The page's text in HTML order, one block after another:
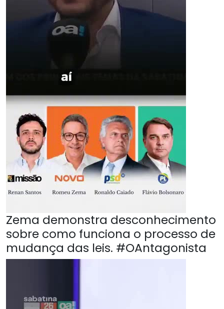
Zema demonstra desconhecimento
sobre como funciona o processo de
mudança das leis. #OAntagonista